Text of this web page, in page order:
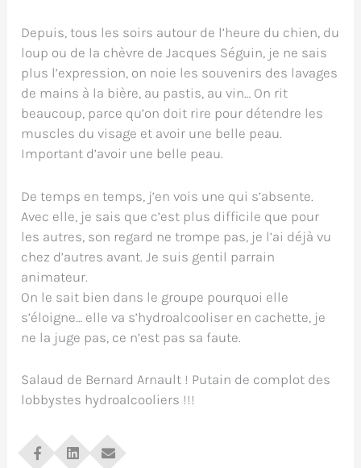
Depuis, tous les soirs autour de l’heure du chien, du
loup ou de la chèvre de Jacques Séguin, je ne sais
plus l’expression, on noie les souvenirs des lavages
de mains à la bière, au pastis, au vin… On rit
beaucoup, parce qu’on doit rire pour détendre les
muscles du visage et avoir une belle peau.
Important d’avoir une belle peau.
De temps en temps, j’en vois une qui s’absente.
Avec elle, je sais que c’est plus difficile que pour
les autres, son regard ne trompe pas, je l’ai déjà vu
chez d’autres avant. Je suis gentil parrain
animateur.
On le sait bien dans le groupe pourquoi elle
s’éloigne… elle va s’hydroalcooliser en cachette, je
ne la juge pas, ce n’est pas sa faute.
Salaud de Bernard Arnault ! Putain de complot des
lobbystes hydroalcooliers !!!